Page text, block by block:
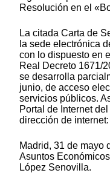
Resolución en el
La citada Carta de
la sede electrónica
con lo dispuesto en
Real Decreto 1671/
se desarrolla
junio, de acceso
servicios públicos.
Portal de Internet
dirección de
Madrid, 31 de mayo
Asuntos
López Senovilla.